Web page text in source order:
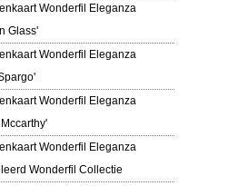
Wonderfil Eleganza
Glass'
Wonderfil Eleganza
Wonderfil Eleganza
Wonderfil Eleganza
Wonderfil Collectie